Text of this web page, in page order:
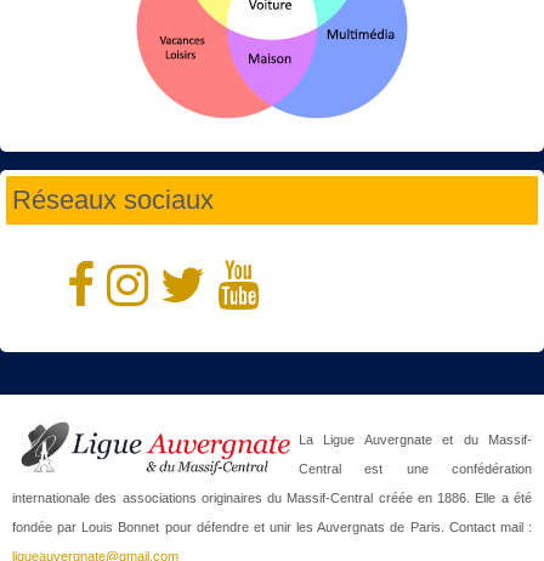
Réseaux sociaux
La Ligue Auvergnate et du Massif-
Central est une confédération
internationale des associations originaires du Massif-Central créée en 1886. Elle a été
fondée par Louis Bonnet pour défendre et unir les Auvergnats de Paris. Contact mail :
ligueauvergnate@gmail.com